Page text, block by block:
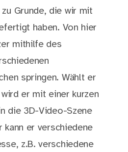
Grunde, die wir mit
haben. Von hier
mithilfe des
springen. Wählt er
er mit einer kurzen
die 3D-Video-Szene
er verschiedene
z.B. verschiedene